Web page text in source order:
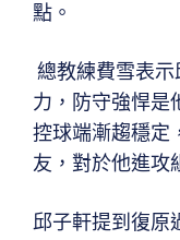
點。
總教練費雪表
力，防守強悍是
控球端漸趨穩定
友，對於他進攻
邱子軒提到復原